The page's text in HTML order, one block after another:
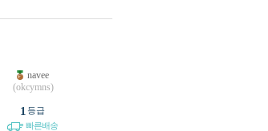
navee
(okcymns)
1 등급
빠른배송